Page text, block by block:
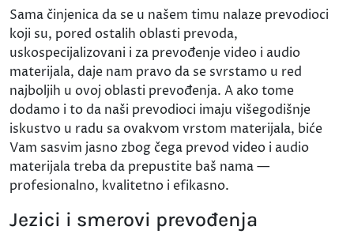
Sama činjenica da se u našem timu nalaze prevodioci
koji su, pored ostalih oblasti prevoda,
uskospecijalizovani i za prevođenje video i audio
materijala, daje nam pravo da se svrstamo u red
najboljih u ovoj oblasti prevođenja. A ako tome
dodamo i to da naši prevodioci imaju višegodišnje
iskustvo u radu sa ovakvom vrstom materijala, biće
Vam sasvim jasno zbog čega prevod video i audio
materijala treba da prepustite baš nama —
profesionalno, kvalitetno i efikasno.
Jezici i smerovi prevođenja